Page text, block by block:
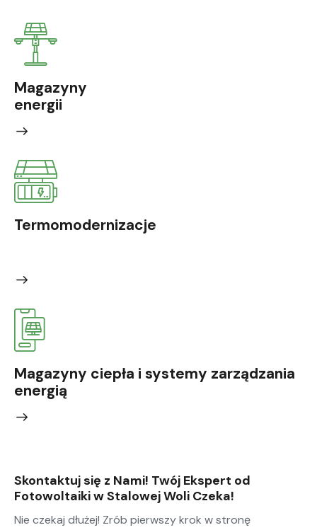
Magazyny
energii
Termomodernizacje
Magazyny ciepła i systemy zarządzania
energią
Skontaktuj się z Nami! Twój Ekspert od
Fotowoltaiki w Stalowej Woli Czeka!
Nie czekaj dłużej! Zrób pierwszy krok w stronę